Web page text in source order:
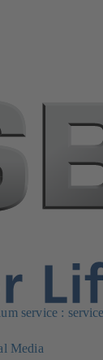
service :
Media